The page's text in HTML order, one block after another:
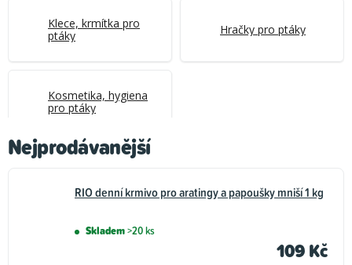
Klece, krmítka pro
ptáky
Hračky pro ptáky
Kosmetika, hygiena
pro ptáky
Nejprodávanější
RIO denní krmivo pro aratingy a papoušky mniší 1 kg
Skladem>20 ks
109 Kč